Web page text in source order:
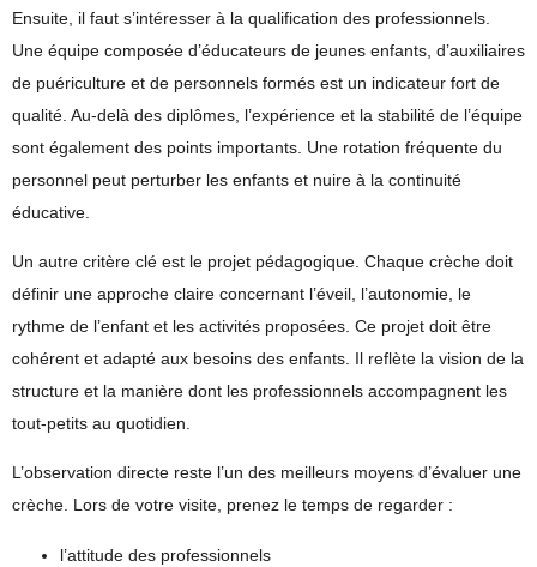
Ensuite, il faut s’intéresser à la qualification des professionnels
Une équipe composée d’éducateurs de jeunes enfants, d’auxiliaires
de puériculture et de personnels formés est un indicateur fort de
qualité. Au-delà des diplômes, l’expérience et la stabilité de l’équipe
sont également des points importants. Une rotation fréquente du
personnel peut perturber les enfants et nuire à la continuité
éducative.
Un autre critère clé est le projet pédagogique . Chaque crèche doit
définir une approche claire concernant l’éveil, l’autonomie, le
rythme de l’enfant et les activités proposées. Ce projet doit être
cohérent et adapté aux besoins des enfants. Il reflète la vision de la
structure et la manière dont les professionnels accompagnent les
tout-petits au quotidien.
L’observation directe reste l’un des meilleurs moyens d’évaluer une
crèche. Lors de votre visite, prenez le temps de regarder :
l’attitude des professionnels